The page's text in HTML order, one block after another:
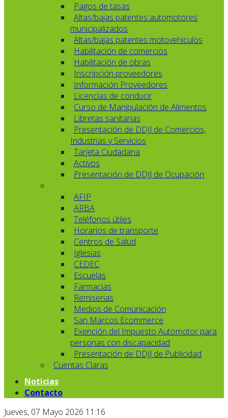
Pagos de tasas
Altas/bajas patentes automotores
municipalizados
Altas/bajas patentes motovehiculos
Habilitación de comercios
Habilitación de obras
Inscripción proveedores
Información Proveedores
Licencias de conducir
Curso de Manipulación de Alimentos
Libretas sanitarias
Presentación de DDJJ de Comercios,
Industrias y Servicios
Tarjeta Ciudadana
Activos
Presentación de DDJJ de Ocupación
AFIP
ARBA
Teléfonos útiles
Horarios de transporte
Centros de Salud
Iglesias
CEDEC
Escuelas
Farmacias
Remiserias
Medios de Comunicación
San Marcos Ecommerce
Exención del Impuesto Automotor para
personas con discapacidad
Presentación de DDJJ de Publicidad
Cuentas Claras
Noticias
Contacto
Jueves, 07 Mayo 2026 11:16